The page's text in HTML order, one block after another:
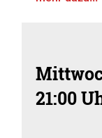
21:00